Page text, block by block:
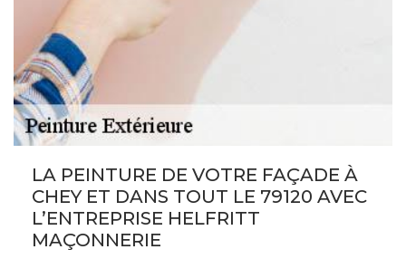
LA PEINTURE DE VOTRE FAÇADE À
CHEY ET DANS TOUT LE 79120 AVEC
L’ENTREPRISE HELFRITT
MAÇONNERIE